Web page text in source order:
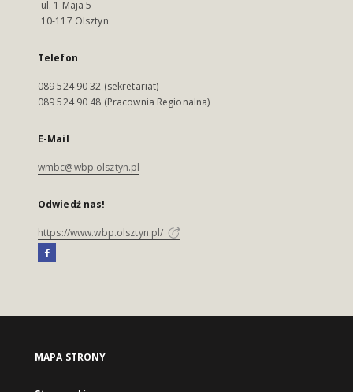
ul. 1 Maja 5
10-117 Olsztyn
Telefon
089 524 90 32 (sekretariat)
089 524 90 48 (Pracownia Regionalna)
E-Mail
wmbc@wbp.olsztyn.pl
Odwiedź nas!
https://www.wbp.olsztyn.pl/
MAPA STRONY